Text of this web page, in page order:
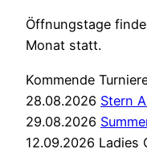
Öffnungstage
Monat statt.
Kommende
28.08.2026 Stern
29.08.2026
12.09.2026 Ladies